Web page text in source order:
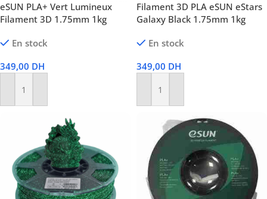
eSUN PLA+ Vert Lumineux
Filament 3D 1.75mm 1kg
En stock
349,00 DH
Ajouter Au Panier
Filament 3D PLA eSUN eStars
Galaxy Black 1.75mm 1kg
En stock
349,00 DH
Ajouter Au Panier